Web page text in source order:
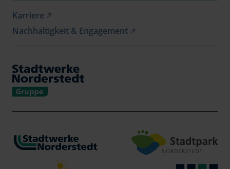
Jobs
Geschäftskunden
Kontakt
Hilfe (FAQ)
Verträge kündigen
Vertrag widerrufen
Karriere
Nachhaltigkeit & Engagement